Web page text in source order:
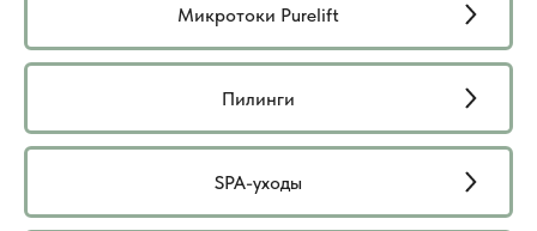
Микротоки Purelift
Пилинги
SPA-уходы